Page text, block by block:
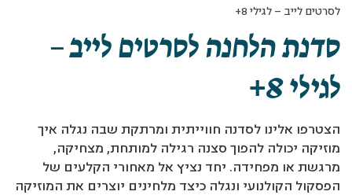
לסרטים לייב – לגילי 8+
סדנת הלחנה לסרטים לייב –
לגילי 8+
הצטרפו אלינו לסדנה חווייתית ומרתקת שבה נגלה איך
מוזיקה יכולה להפוך סצנה רגילה למותחת, מצחיקה,
מרגשת או מפחידה. יחד נציץ אל מאחורי הקלעים של
הפסקול הקולנועי ונגלה כיצד מלחינים יוצרים את המוזיקה